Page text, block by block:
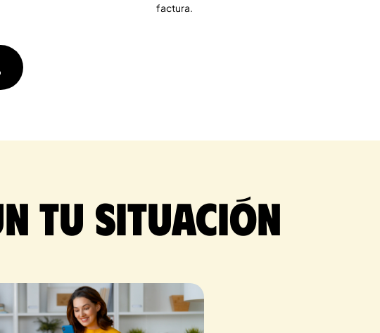
factura.
tu situación